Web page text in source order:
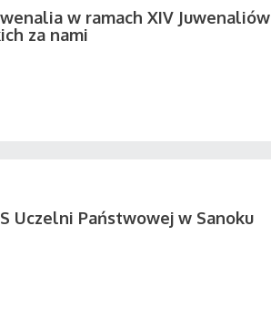
w ramach XIV Juwenaliów
za nami
Uczelni Państwowej w Sanoku